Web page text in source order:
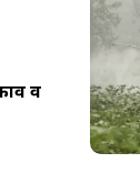
व